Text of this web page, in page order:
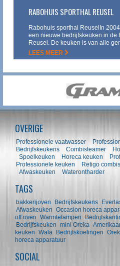
RABOHUIS SPORTHAL REUSEL
Rabohuis sporthal ReuselIn
een nieuwe bedrijfskeuken in de
Reusel. De keuken is van alle
LEES MEER
OVERIGE
Professionele vaatwasser
Bedrijfskeukens
Combisteamer
Spoelkeuken
Horeca keuken
Professionele keuken
Retigo
Afwaskeuken
Waterontharder
TAGS
bakkerijoven Bedrijfskeukens
Afwaskeuken Occasion horeca
off oven Warmtelampen
Bedrijfskeuken mini Oreka
keuken Wala Bedrijfskoelingen
horeca apparatuur
SOCIAL